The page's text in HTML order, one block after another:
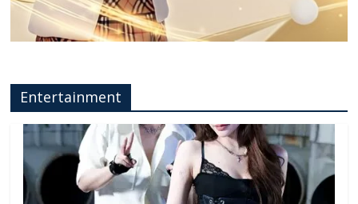
Entertainment